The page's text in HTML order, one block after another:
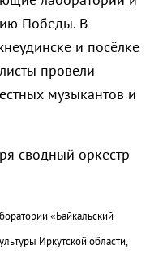
Победы. В
и посёлке
провели
музыкантов и
сводный оркестр
«Байкальский
Иркутской области,